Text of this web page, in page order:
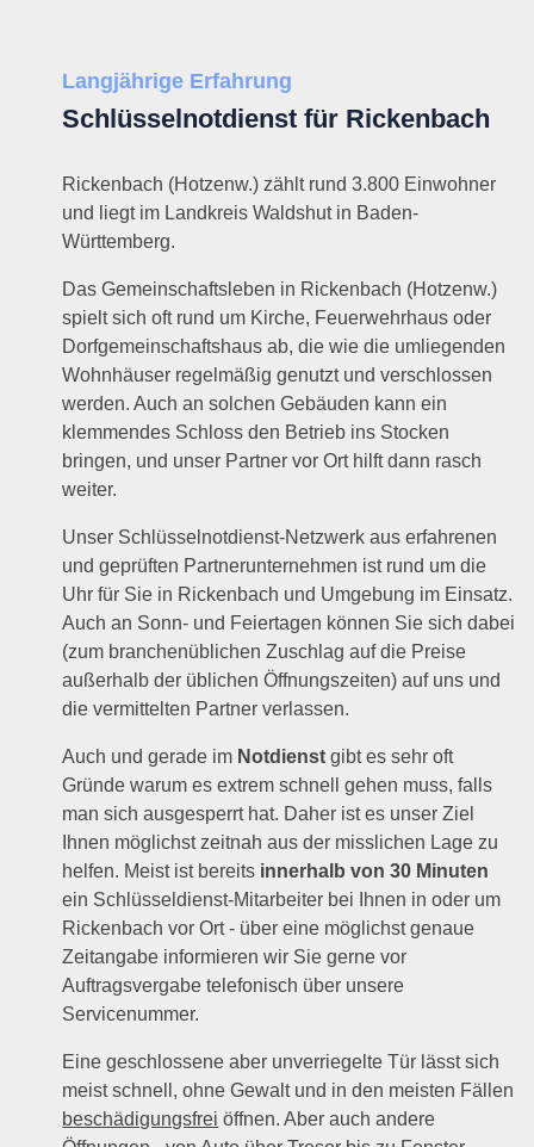
Langjährige Erfahrung
Schlüsselnotdienst für Rickenbach
Rickenbach (Hotzenw.) zählt rund 3.800 Einwohner
und liegt im Landkreis Waldshut in Baden-
Württemberg.
Das Gemeinschaftsleben in Rickenbach (Hotzenw.)
spielt sich oft rund um Kirche, Feuerwehrhaus oder
Dorfgemeinschaftshaus ab, die wie die umliegenden
Wohnhäuser regelmäßig genutzt und verschlossen
werden. Auch an solchen Gebäuden kann ein
klemmendes Schloss den Betrieb ins Stocken
bringen, und unser Partner vor Ort hilft dann rasch
weiter.
Unser Schlüsselnotdienst-Netzwerk aus erfahrenen
und geprüften Partnerunternehmen ist rund um die
Uhr für Sie in Rickenbach und Umgebung im Einsatz.
Auch an Sonn- und Feiertagen können Sie sich dabei
(zum branchenüblichen Zuschlag auf die Preise
außerhalb der üblichen Öffnungszeiten) auf uns und
die vermittelten Partner verlassen.
Auch und gerade im Notdienst gibt es sehr oft
Gründe warum es extrem schnell gehen muss, falls
man sich ausgesperrt hat. Daher ist es unser Ziel
Ihnen möglichst zeitnah aus der misslichen Lage zu
helfen. Meist ist bereits innerhalb von 30 Minuten
ein Schlüsseldienst-Mitarbeiter bei Ihnen in oder um
Rickenbach vor Ort - über eine möglichst genaue
Zeitangabe informieren wir Sie gerne vor
Auftragsvergabe telefonisch über unsere
Servicenummer.
Eine geschlossene aber unverriegelte Tür lässt sich
meist schnell, ohne Gewalt und in den meisten Fällen
beschädigungsfrei öffnen. Aber auch andere